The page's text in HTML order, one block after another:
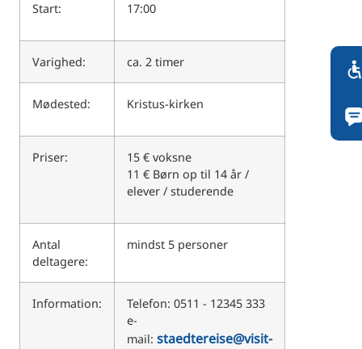
Start: 17:00
Varighed: ca. 2 timer
Mødested: Kristus-kirken
Priser:
15 € voksne
11 € Børn op til 14 år /
elever / studerende
Antal
deltagere:
mindst 5 personer
Information:
Telefon: 0511 - 12345 333
e-
mail: staedtereise@visit-